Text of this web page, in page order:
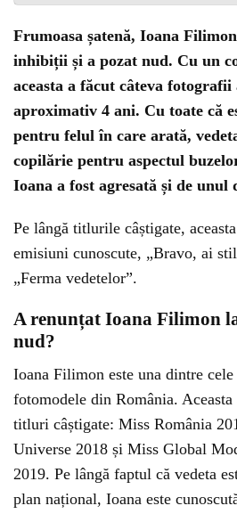
Frumoasa șatenă, Ioana
inhibiții și a pozat nud. Cu un
aceasta a făcut câteva
aproximativ 4 ani. Cu toate că
pentru felul în care arată,
copilărie pentru aspectul
Ioana a fost agresată și de
Pe lângă titlurile câștigate,
emisiuni cunoscute, „Bravo, ai
„Ferma vedetelor”.
A renunțat Ioana Filimon
nud?
Ioana Filimon este una dintre cele
fotomodele din România.
titluri câștigate: Miss România
Universe 2018 și Miss Global
2019. Pe lângă faptul că vedeta
plan național, Ioana este